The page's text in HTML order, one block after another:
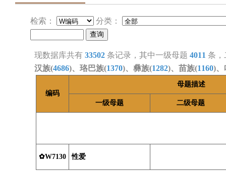
检索： 分类：
现数据库共有 33502 条记录，其中一级母题 4011 条
汉族(4686)、珞巴族(1370)、彝族(1282)、苗族(1160)、
编码
母题描述
一级母题 二级母题
✿W7130 性爱